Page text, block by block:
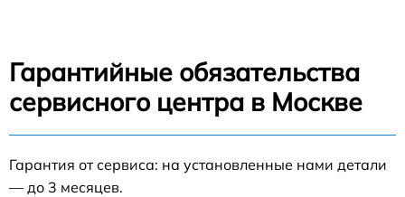
Гарантийные обязательства
сервисного центра в Москве
Гарантия от сервиса: на установленные нами детали
— до 3 месяцев.